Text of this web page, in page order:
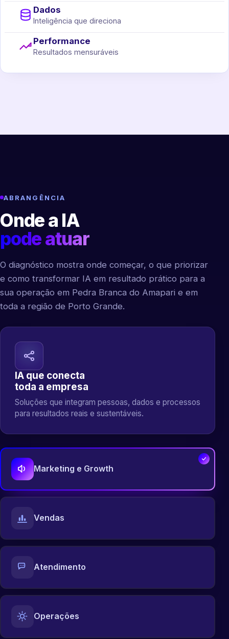
Dados
Inteligência que direciona
Performance
Resultados mensuráveis
ABRANGÊNCIA
Onde a IA
pode atuar
O diagnóstico mostra onde começar, o que priorizar
e como transformar IA em resultado prático para a
sua operação em Pedra Branca do Amapari e em
toda a região de Porto Grande.
IA que conecta
toda a empresa
Soluções que integram pessoas, dados e processos
para resultados reais e sustentáveis.
Marketing e Growth
Vendas
Atendimento
Operações